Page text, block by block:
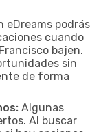
eDreams podrás
cuando
bajen.
sin
de forma
Algunas
Al buscar